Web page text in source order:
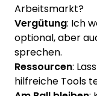
Arbeitsmarkt?
Vergütung: Ich
optional, aber
sprechen.
Ressourcen:
hilfreiche Tools